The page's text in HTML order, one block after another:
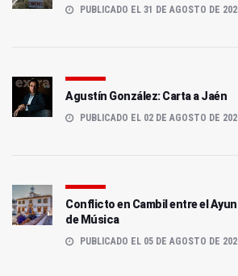
PUBLICADO EL 31 DE AGOSTO DE
Agustín González: Carta a Jaén
PUBLICADO EL 02 DE AGOSTO DE
Conflicto en Cambil entre el
de Música
PUBLICADO EL 05 DE AGOSTO DE